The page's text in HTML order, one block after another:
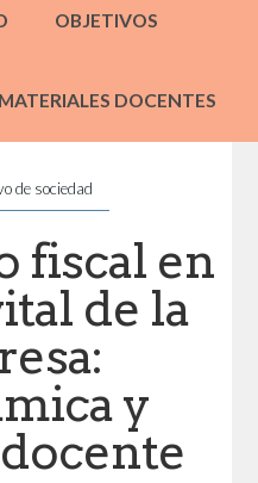
OBJETIVOS
MATERIALES DOCENTES
de sociedad
fiscal en
de la
y